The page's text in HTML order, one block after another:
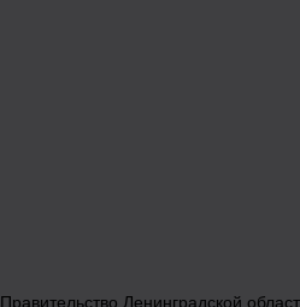
Правительство Ленинградской